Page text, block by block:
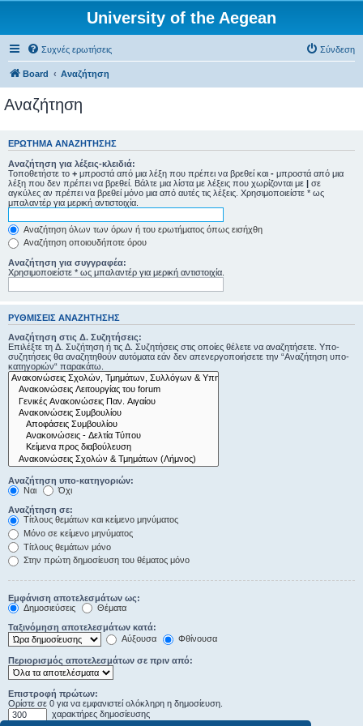
University of the Aegean
Συχνές ερωτήσεις Σύνδεση
Board Αναζήτηση
Αναζήτηση
ΕΡΏΤΗΜΑ ΑΝΑΖΉΤΗΣΗΣ
Αναζήτηση για λέξεις-κλειδιά:
Τοποθετήστε το + μπροστά από μια λέξη που πρέπει να βρεθεί και - μπροστά από μια
λέξη που δεν πρέπει να βρεθεί. Βάλτε μια λίστα με λέξεις που χωρίζονται με | σε
αγκύλες αν πρέπει να βρεθεί μόνο μια από αυτές τις λέξεις. Χρησιμοποιείστε * ως
μπαλαντέρ για μερική αντιστοιχία.
Αναζήτηση όλων των όρων ή του ερωτήματος όπως εισήχθη
Αναζήτηση οποιουδήποτε όρου
Αναζήτηση για συγγραφέα:
Χρησιμοποιείστε * ως μπαλαντέρ για μερική αντιστοιχία.
ΡΥΘΜΊΣΕΙΣ ΑΝΑΖΉΤΗΣΗΣ
Αναζήτηση στις Δ. Συζητήσεις:
Επιλέξτε τη Δ. Συζήτηση ή τις Δ. Συζητήσεις στις οποίες θέλετε να αναζητήσετε. Υπο-
συζητήσεις θα αναζητηθούν αυτόματα εάν δεν απενεργοποιήσετε την “Αναζήτηση υπο-
κατηγοριών“ παρακάτω.
Αναζήτηση υπο-κατηγοριών:
Ναι
Όχι
Αναζήτηση σε:
Τίτλους θεμάτων και κείμενο μηνύματος
Μόνο σε κείμενο μηνύματος
Τίτλους θεμάτων μόνο
Στην πρώτη δημοσίευση του θέματος μόνο
Εμφάνιση αποτελεσμάτων ως:
Δημοσιεύσεις
Θέματα
Ταξινόμηση αποτελεσμάτων κατά:
Αύξουσα
Φθίνουσα
Περιορισμός αποτελεσμάτων σε πριν από:
Επιστροφή πρώτων:
Ορίστε σε 0 για να εμφανιστεί ολόκληρη η δημοσίευση.
χαρακτήρες δημοσίευσης